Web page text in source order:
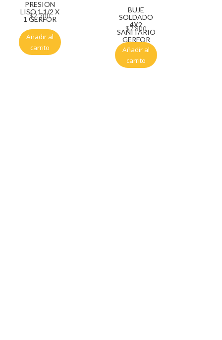
PRESION
LISO 1 1/2 X
1 GERFOR
$2.700
Añadir al
carrito
BUJE
SOLDADO
4X2
SANITARIO
GERFOR
$7.800
Añadir al
carrito